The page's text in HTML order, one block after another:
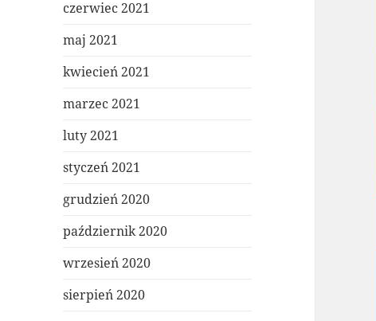
czerwiec 2021
maj 2021
kwiecień 2021
marzec 2021
luty 2021
styczeń 2021
grudzień 2020
październik 2020
wrzesień 2020
sierpień 2020